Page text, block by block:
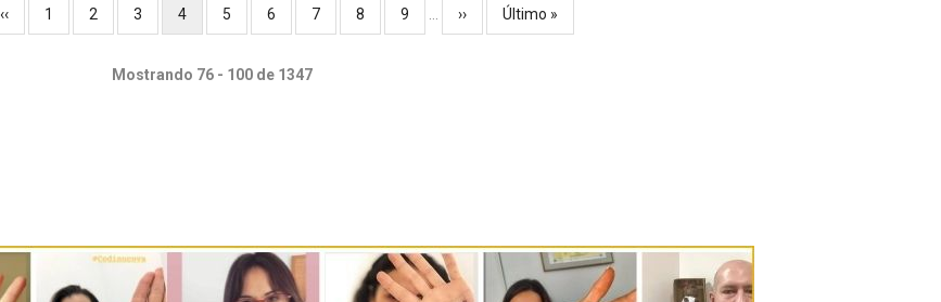
Página
‹‹ Página
1 Página
2 Página
3
Página
4 Página
5 Página
6 Página
7 Página
8 Página
9 …
Siguiente
››
Última
Último »
Mostrando 76 - 100 de 1347